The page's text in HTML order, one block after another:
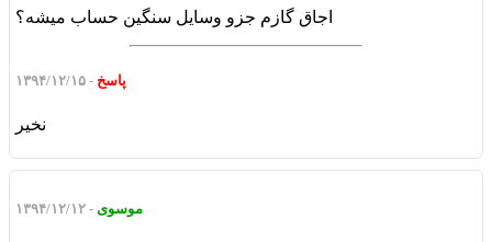
اجاق گازم جزو وسایل سنگین حساب میشه؟
پاسخ - ۱۳۹۴/۱۲/۱۵
نخیر
موسوی - ۱۳۹۴/۱۲/۱۲